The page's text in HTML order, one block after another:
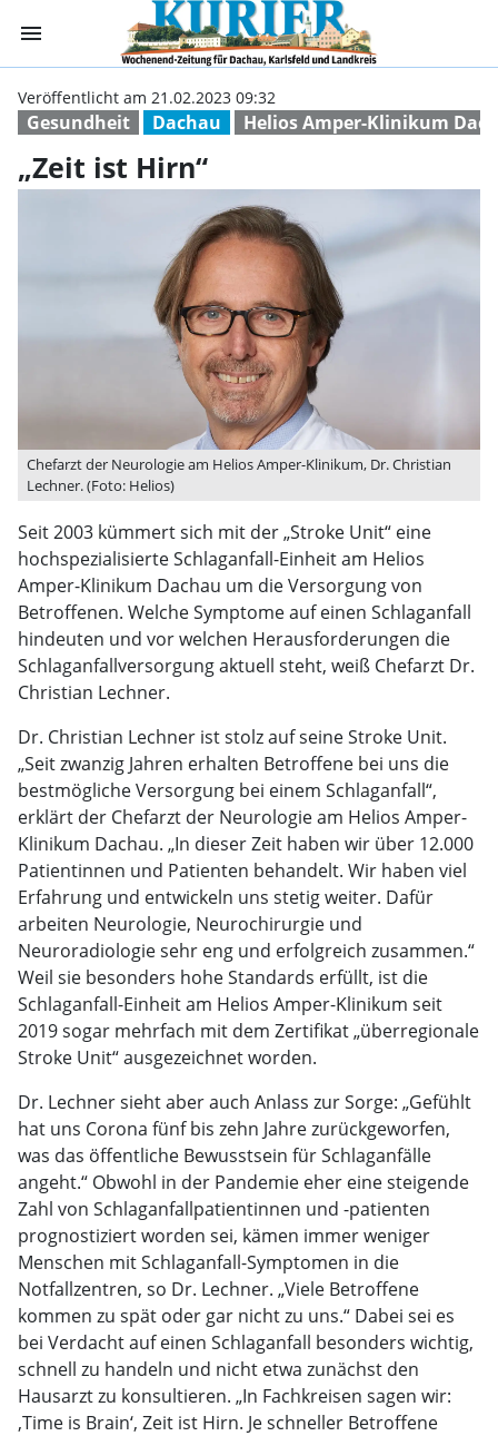
menu „Zeit ist Hirn“ |
Gesundheit Dachau Helios Amper-Klinikum
Veröffentlicht am 21.02.2023 09:32
„Zeit ist Hirn“
Chefarzt der Neurologie am Helios Amper-Klinikum, Dr. Christian
Lechner. (Foto: Helios)
Seit 2003 kümmert sich mit der „Stroke Unit“ eine
hochspezialisierte Schlaganfall-Einheit am Helios
Amper-Klinikum Dachau um die Versorgung von
Betroffenen. Welche Symptome auf einen Schlaganfall
hindeuten und vor welchen Herausforderungen die
Schlaganfallversorgung aktuell steht, weiß Chefarzt Dr.
Christian Lechner.
Dr. Christian Lechner ist stolz auf seine Stroke Unit.
„Seit zwanzig Jahren erhalten Betroffene bei uns die
bestmögliche Versorgung bei einem Schlaganfall“,
erklärt der Chefarzt der Neurologie am Helios Amper-
Klinikum Dachau. „In dieser Zeit haben wir über 12.000
Patientinnen und Patienten behandelt. Wir haben viel
Erfahrung und entwickeln uns stetig weiter. Dafür
arbeiten Neurologie, Neurochirurgie und
Neuroradiologie sehr eng und erfolgreich zusammen.“
Weil sie besonders hohe Standards erfüllt, ist die
Schlaganfall-Einheit am Helios Amper-Klinikum seit
2019 sogar mehrfach mit dem Zertifikat „überregionale
Stroke Unit“ ausgezeichnet worden.
Dr. Lechner sieht aber auch Anlass zur Sorge: „Gefühlt
hat uns Corona fünf bis zehn Jahre zurückgeworfen,
was das öffentliche Bewusstsein für Schlaganfälle
angeht.“ Obwohl in der Pandemie eher eine steigende
Zahl von Schlaganfallpatientinnen und -patienten
prognostiziert worden sei, kämen immer weniger
Menschen mit Schlaganfall-Symptomen in die
Notfallzentren, so Dr. Lechner. „Viele Betroffene
kommen zu spät oder gar nicht zu uns.“ Dabei sei es
bei Verdacht auf einen Schlaganfall besonders wichtig,
schnell zu handeln und nicht etwa zunächst den
Hausarzt zu konsultieren. „In Fachkreisen sagen wir:
‚Time is Brain‘, Zeit ist Hirn. Je schneller Betroffene